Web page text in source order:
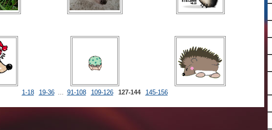
1-18 19-36 91-108 109-126 127-144 145-156